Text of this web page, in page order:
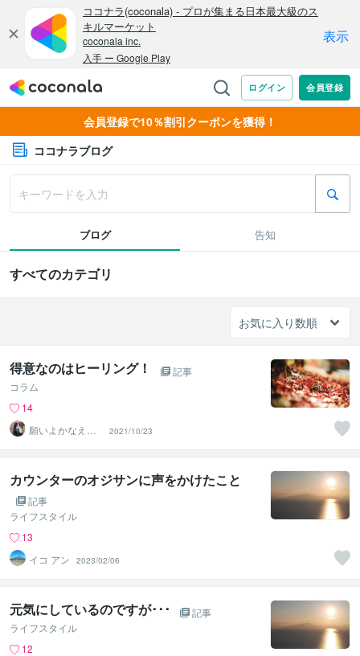
会員登録で10％割引クーポンを獲得！
ココナラブログ
ブログ 告知
すべてのカテゴリ
得意なのはヒーリング！
記事
コラム
14
願いよかなえ～
ゆりか～
2021/10/23
カウンターのオジサンに声をかけたこと
記事
ライフスタイル
13
イコ アン
2023/02/06
元気にしているのですが･･･
記事
ライフスタイル
12